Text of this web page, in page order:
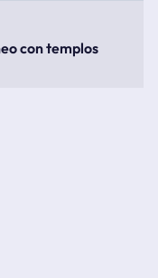
con templos